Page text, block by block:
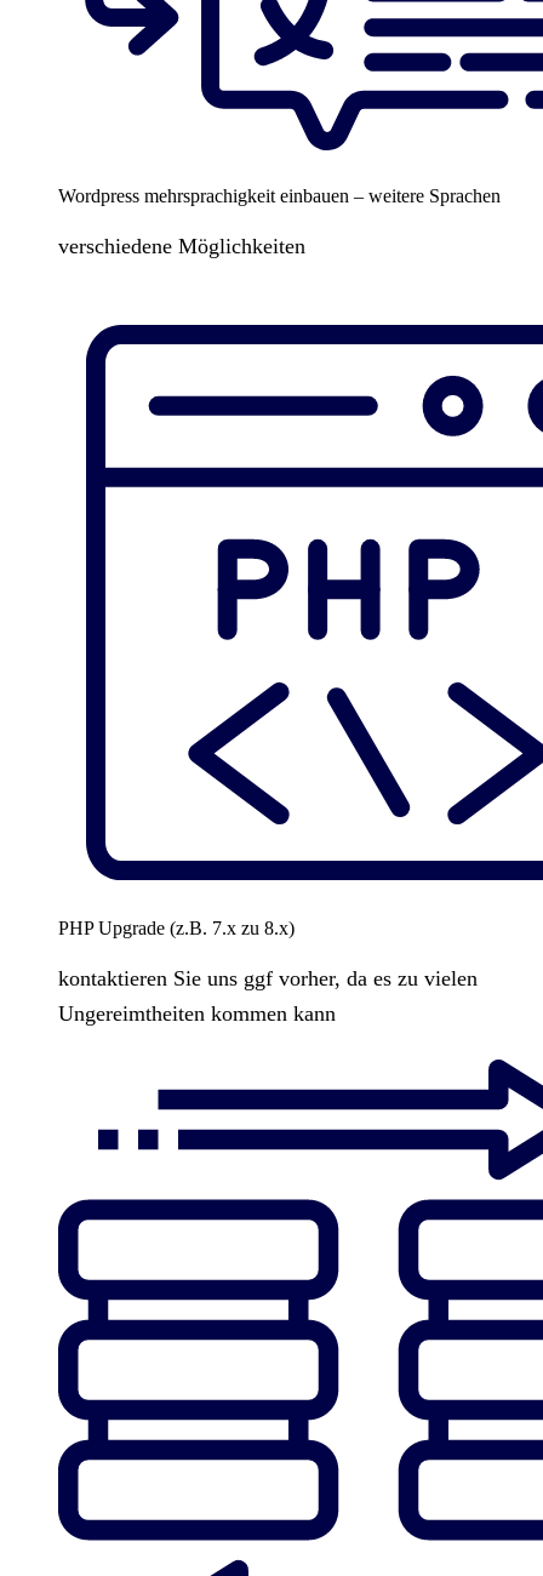
Wordpress mehrsprachigkeit einbauen – weitere Sprachen
verschiedene Möglichkeiten
PHP Upgrade (z.B. 7.x zu 8.x)
kontaktieren Sie uns ggf vorher, da es zu vielen
Ungereimtheiten kommen kann